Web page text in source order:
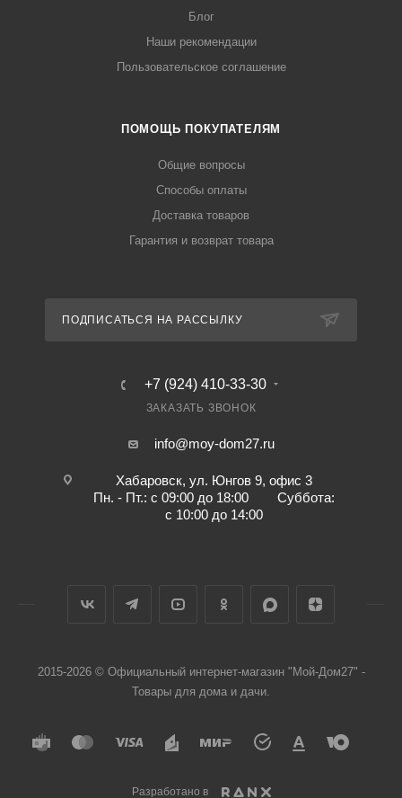
Блог
Наши рекомендации
Пользовательское соглашение
ПОМОЩЬ ПОКУПАТЕЛЯМ
Общие вопросы
Способы оплаты
Доставка товаров
Гарантия и возврат товара
ПОДПИСАТЬСЯ НА РАССЫЛКУ
+7 (924) 410-33-30
ЗАКАЗАТЬ ЗВОНОК
info@moy-dom27.ru
Хабаровск, ул. Юнгов 9, офис 3
Пн. - Пт.: с 09:00 до 18:00 Суббота:
с 10:00 до 14:00
2015-2026 © Официальный интернет-магазин "Мой-Дом27" -
Товары для дома и дачи.
Разработано в